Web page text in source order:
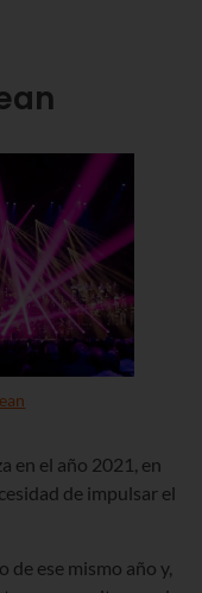
en el año 2021, en
de impulsar el
ese mismo año y,